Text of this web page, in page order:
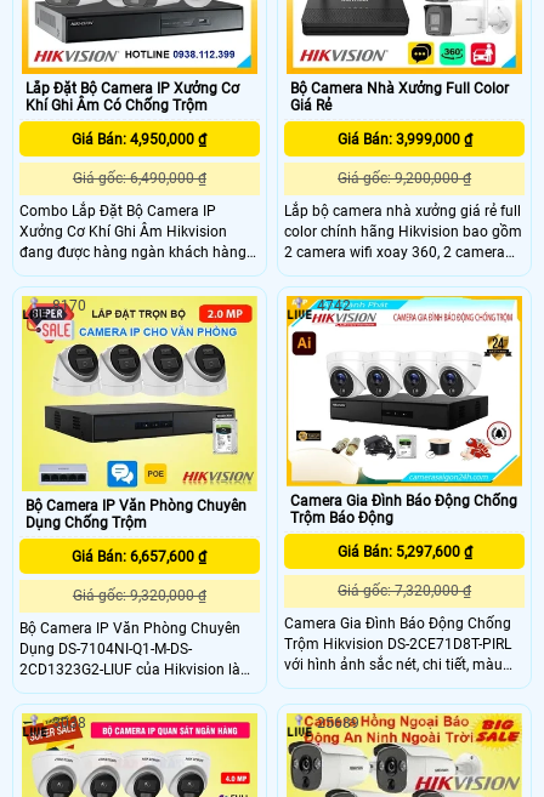
Lắp Đặt Bộ Camera IP Xưởng Cơ
Khí Ghi Âm Có Chống Trộm
Giá Bán: 4,950,000 ₫
Giá gốc: 6,490,000 ₫
Combo Lắp Đặt Bộ Camera IP
Xưởng Cơ Khí Ghi Âm Hikvision
đang được hàng ngàn khách hàng
đánh giá cao với chất lượng tốt và
mẫu mã đẹp. Combo này không chỉ
mang lại hình ảnh sắc nét mà còn
có giá thành rất hợp lý. Với sự tin
cậy và độ bền cao, bộ camera IP
này đảm bảo tăng cường an ninh
cho xưởng cơ khí
Bộ Camera Nhà Xưởng Full Color
Giá Rẻ
Giá Bán: 3,999,000 ₫
Giá gốc: 9,200,000 ₫
Lắp bộ camera nhà xưởng giá rẻ full
color chính hãng Hikvision bao gồm
2 camera wifi xoay 360, 2 camera
wifi thân dài giám sát hình ảnh Full
HD 1080P siêu nét, hỗ trợ có màu
ban đêm bảo vệ an ninh hiệu quả
cho nhà xưởng với các tính năng
hiện đại như phát hiện phân biệt
người/phương tiện, đàm thoại 2
Bộ Camera IP Văn Phòng Chuyên
Dụng Chống Trộm
Giá Bán: 6,657,600 ₫
Giá gốc: 9,320,000 ₫
Bộ Camera IP Văn Phòng Chuyên
Dụng DS-7104NI-Q1-M-DS-
2CD1323G2-LIUF của Hikvision là
lựa chọn tối ưu cho việc giám sát an
ninh trong môi trường văn phòng.
Với độ nét lên đến 2.0 full HD 1080
cho ra hình ảnh sắc nét, chi tiết và
chất lượng cao
8170
Camera Gia Đình Báo Động Chống
Trộm Báo Động
Giá Bán: 5,297,600 ₫
Giá gốc: 7,320,000 ₫
Camera Gia Đình Báo Động Chống
Trộm Hikvision DS-2CE71D8T-PIRL
với hình ảnh sắc nét, chi tiết, màu
sắc trung thực. Camera có khả năng
chống nước chuẩn IP67 giúp giám
sát trong môi trường khắc nghiệt
mà vẫn đảm bảo hoạt động hiệu
quả.
4742
3038 25689